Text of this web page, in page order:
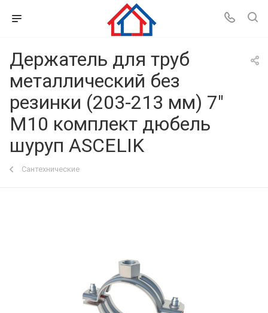
Держатель для труб
металлический без
резинки (203-213 мм) 7"
М10 комплект дюбель
шуруп ASCELIK
Сантехнические